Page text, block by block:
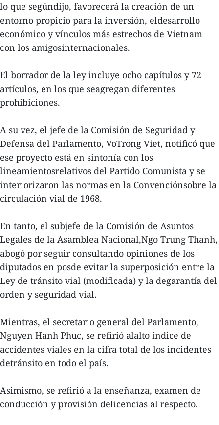
lo que segúndijo, favorecerá la creación de un
entorno propicio para la inversión, eldesarrollo
económico y vínculos más estrechos de Vietnam
con los amigosinternacionales.
El borrador de la ley incluye ocho capítulos y 72
artículos, en los que seagregan diferentes
prohibiciones.
A su vez, el jefe de la Comisión de Seguridad y
Defensa del Parlamento, VoTrong Viet, notificó que
ese proyecto está en sintonía con los
lineamientosrelativos del Partido Comunista y se
interiorizaron las normas en la Convenciónsobre la
circulación vial de 1968.
En tanto, el subjefe de la Comisión de Asuntos
Legales de la Asamblea Nacional,Ngo Trung Thanh,
abogó por seguir consultando opiniones de los
diputados en posde evitar la superposición entre la
Ley de tránsito vial (modificada) y la degarantía del
orden y seguridad vial.
Mientras, el secretario general del Parlamento,
Nguyen Hanh Phuc, se refirió alalto índice de
accidentes viales en la cifra total de los incidentes
detránsito en todo el país.
Asimismo, se refirió a la enseñanza, examen de
conducción y provisión delicencias al respecto.